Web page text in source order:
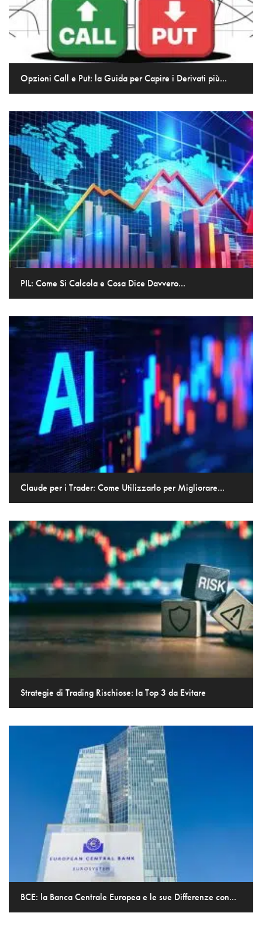
Opzioni Call e Put: la Guida per Capire i Derivati più...
PIL: Come Si Calcola e Cosa Dice Davvero...
Claude per i Trader: Come Utilizzarlo per Migliorare...
Strategie di Trading Rischiose: la Top 3 da Evitare
BCE: la Banca Centrale Europea e le sue Differenze con...